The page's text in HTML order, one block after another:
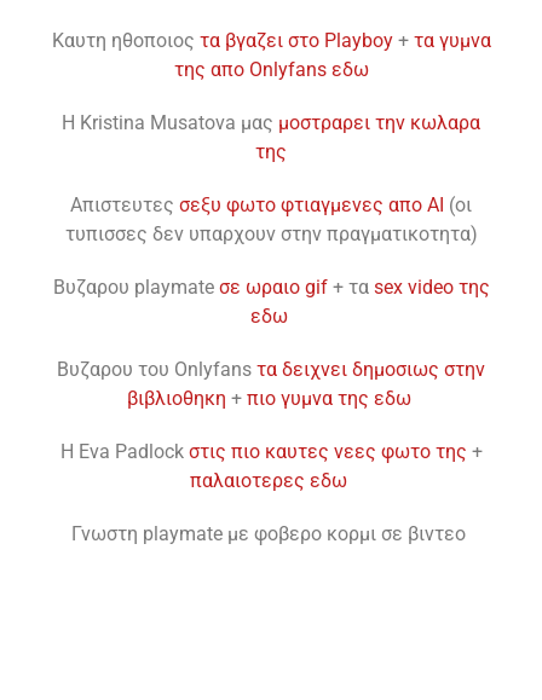
Καυτη ηθοποιος τα βγαζει στο Playboy+ τα γυμνα
της απο Onlyfans εδω
Η Kristina Musatova μας μοστραρει την κωλαρα
της
Απιστευτες σεξυ φωτο φτιαγμενες απο ΑΙ (οι
τυπισσες δεν υπαρχουν στην πραγματικοτητα)
Βυζαρου playmate σε ωραιο gif+ τα sex video της
εδω
Bυζαρου του Onlyfans τα δειχνει δημοσιως στην
βιβλιοθηκη + πιο γυμνα της εδω
Η Eva Padlock στις πιο καυτες νεες φωτο της +
παλαιοτερες εδω
Γνωστη playmate με φοβερο κορμι σε βιντεο